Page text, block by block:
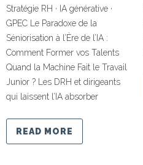
Stratégie RH · IA générative ·
GPEC Le Paradoxe de la
Séniorisation à l’Ère de l’IA :
Comment Former vos Talents
Quand la Machine Fait le Travail
Junior ? Les DRH et dirigeants
qui laissent l’IA absorber
READ MORE